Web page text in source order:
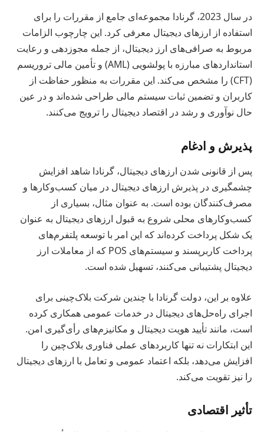
در سال 2023، گرنادا مجموعه‌ای جامع از مقررات را برای
استفاده از ارزهای دیجیتال معرفی کرد. این چارچوب الزامات
مربوط به صرافی‌های ارز دیجیتال، از جمله مجوزدهی و رعایت
استانداردهای مبارزه با پولشویی (AML) و تأمین مالی تروریسم
(CFT) را مشخص می‌کند. این مقررات به منظور حفاظت از
کاربران و تضمین ثبات سیستم مالی طراحی شده‌اند و در عین
حال نوآوری و رشد در اقتصاد دیجیتال را ترویج می‌کنند.
پذیرش و ادغام
پس از قانونی شدن ارزهای دیجیتال، گرنادا شاهد افزایش
چشمگیری در پذیرش ارزهای دیجیتال در میان کسب‌وکارها و
مصرف‌کنندگان بوده است. به عنوان مثال، بسیاری از
کسب‌وکارهای محلی شروع به قبول ارزهای دیجیتال به عنوان
یک شکل پرداخت کرده‌اند که این امر با توسعه پلتفرم‌های
پرداخت کاربرپسند و سیستم‌های POS که از معاملات ارز
دیجیتال پشتیبانی می‌کنند، تسهیل شده است.
علاوه بر این، دولت گرنادا با چندین شرکت بلاک‌چینی برای
اجرای راه‌حل‌های دیجیتال در خدمات عمومی همکاری کرده
است، مانند تأیید هویت دیجیتال و مکانیزم‌های رأی‌گیری امن.
این ابتکارات نه تنها کاربردهای عملی فناوری بلاک‌چین را
افزایش می‌دهد، بلکه اعتماد عمومی و تعامل با ارزهای دیجیتال
را نیز تقویت می‌کند.
تأثیر اقتصادی